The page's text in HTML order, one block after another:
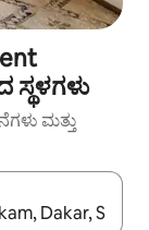
ಸ್ಥಳಗಳು
ಮತ್ತು
ಕೀಲಿಗಳೊಂದಿಗೆ